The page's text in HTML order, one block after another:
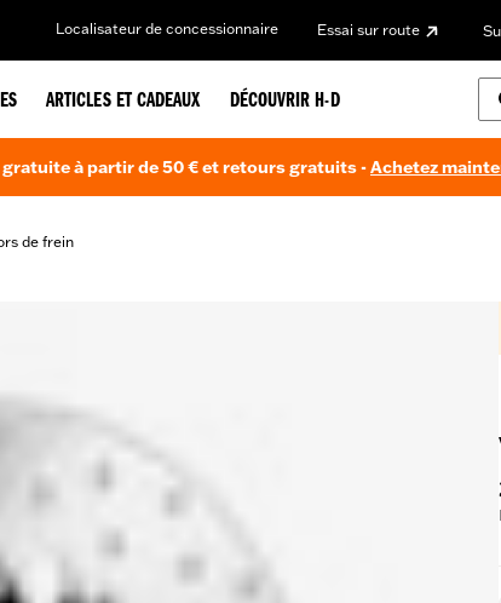
Localisateur de concessionnaire Essai sur route
ARTICLES ET CADEAUX DÉCOUVRIR H-D
à partir de 50 € et retours gratuits -Achetez
de frein